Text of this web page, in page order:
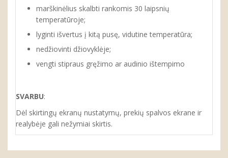
marškinėlius skalbti rankomis 30 laipsnių
temperatūroje;
lyginti išvertus į kitą pusę, vidutine temperatūra;
nedžiovinti džiovyklėje;
vengti stipraus gręžimo ar audinio ištempimo
SVARBU:
Dėl skirtingų ekranų nustatymų, prekių spalvos ekrane ir
realybėje gali nežymiai skirtis.